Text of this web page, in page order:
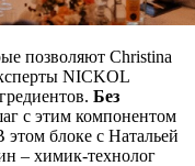
позволяют Christina
NICKOL
Без
с этим компонентом
блоке с Натальей
– химик-технолог